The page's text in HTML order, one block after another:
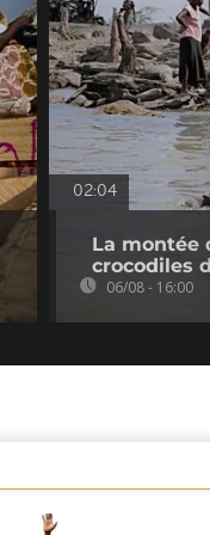
02:04
La montée
crocodiles
06/08 - 16:00